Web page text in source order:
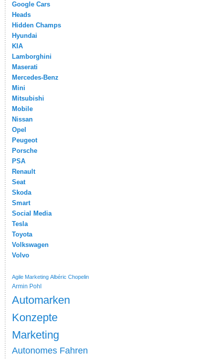
Google Cars
Heads
Hidden Champs
Hyundai
KIA
Lamborghini
Maserati
Mercedes-Benz
Mini
Mitsubishi
Mobile
Nissan
Opel
Peugeot
Porsche
PSA
Renault
Seat
Skoda
Smart
Social Media
Tesla
Toyota
Volkswagen
Volvo
Agile Marketing Albéric Chopelin
Armin Pohl
Automarken
Konzepte
Marketing
Autonomes Fahren